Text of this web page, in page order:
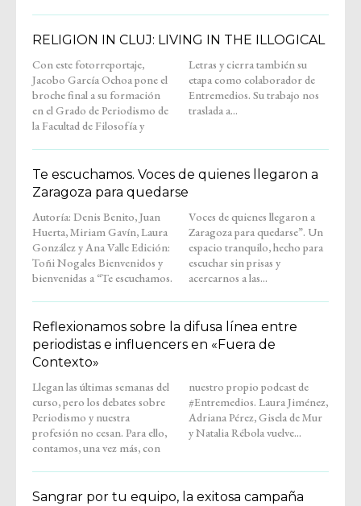
RELIGION IN CLUJ: LIVING IN THE ILLOGICAL
Con este fotorreportaje,
Jacobo García Ochoa pone el
broche final a su formación
en el Grado de Periodismo de
la Facultad de Filosofía y
Letras y cierra también su
etapa como colaborador de
Entremedios. Su trabajo nos
traslada a...
Te escuchamos. Voces de quienes llegaron a
Zaragoza para quedarse
Autoría: Denis Benito, Juan
Huerta, Miriam Gavín, Laura
González y Ana Valle Edición:
Toñi Nogales Bienvenidos y
bienvenidas a “Te escuchamos.
Voces de quienes llegaron a
Zaragoza para quedarse”. Un
espacio tranquilo, hecho para
escuchar sin prisas y
acercarnos a las...
Reflexionamos sobre la difusa línea entre
periodistas e influencers en «Fuera de
Contexto»
Llegan las últimas semanas del
curso, pero los debates sobre
Periodismo y nuestra
profesión no cesan. Para ello,
contamos, una vez más, con
nuestro propio podcast de
#Entremedios. Laura Jiménez,
Adriana Pérez, Gisela de Mur
y Natalia Rébola vuelve...
Sangrar por tu equipo, la exitosa campaña